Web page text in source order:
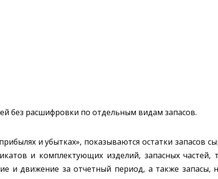
без расшифровки по отдельным видам запасов.
и убытках», показываются остатки запасов
и комплектующих изделий, запасных частей,
и движение за отчетный период, а также запасы,